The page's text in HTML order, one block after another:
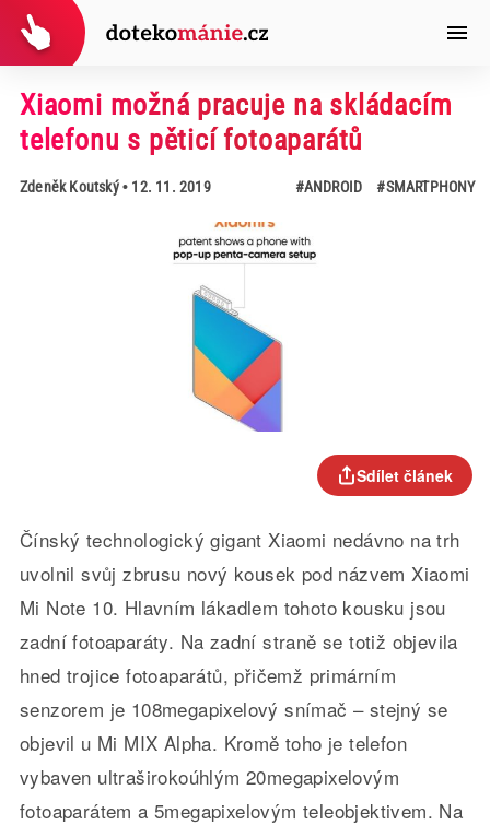
Xiaomi možná pracuje na skládacím
telefonu s pěticí fotoaparátů
Zdeněk Koutský• 12. 11. 2019 #ANDROID #SMARTPHONY
Sdílet článek
Čínský technologický gigant Xiaomi nedávno na trh
uvolnil svůj zbrusu nový kousek pod názvem Xiaomi
Mi Note 10. Hlavním lákadlem tohoto kousku jsou
zadní fotoaparáty. Na zadní straně se totiž objevila
hned trojice fotoaparátů, přičemž primárním
senzorem je 108megapixelový snímač – stejný se
objevil u Mi MIX Alpha. Kromě toho je telefon
vybaven ultraširokoúhlým 20megapixelovým
fotoaparátem a 5megapixelovým teleobjektivem. Na